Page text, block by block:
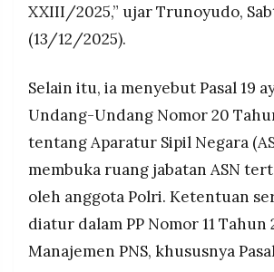
XXIII/2025,” ujar Trunoyudo,
(13/12/2025).
Selain itu, ia menyebut Pasal 19
Undang-Undang Nomor 20
tentang Aparatur Sipil Negara
membuka ruang jabatan ASN
oleh anggota Polri. Ketentuan
diatur dalam PP Nomor 11 Tahun
Manajemen PNS, khususnya Pasal